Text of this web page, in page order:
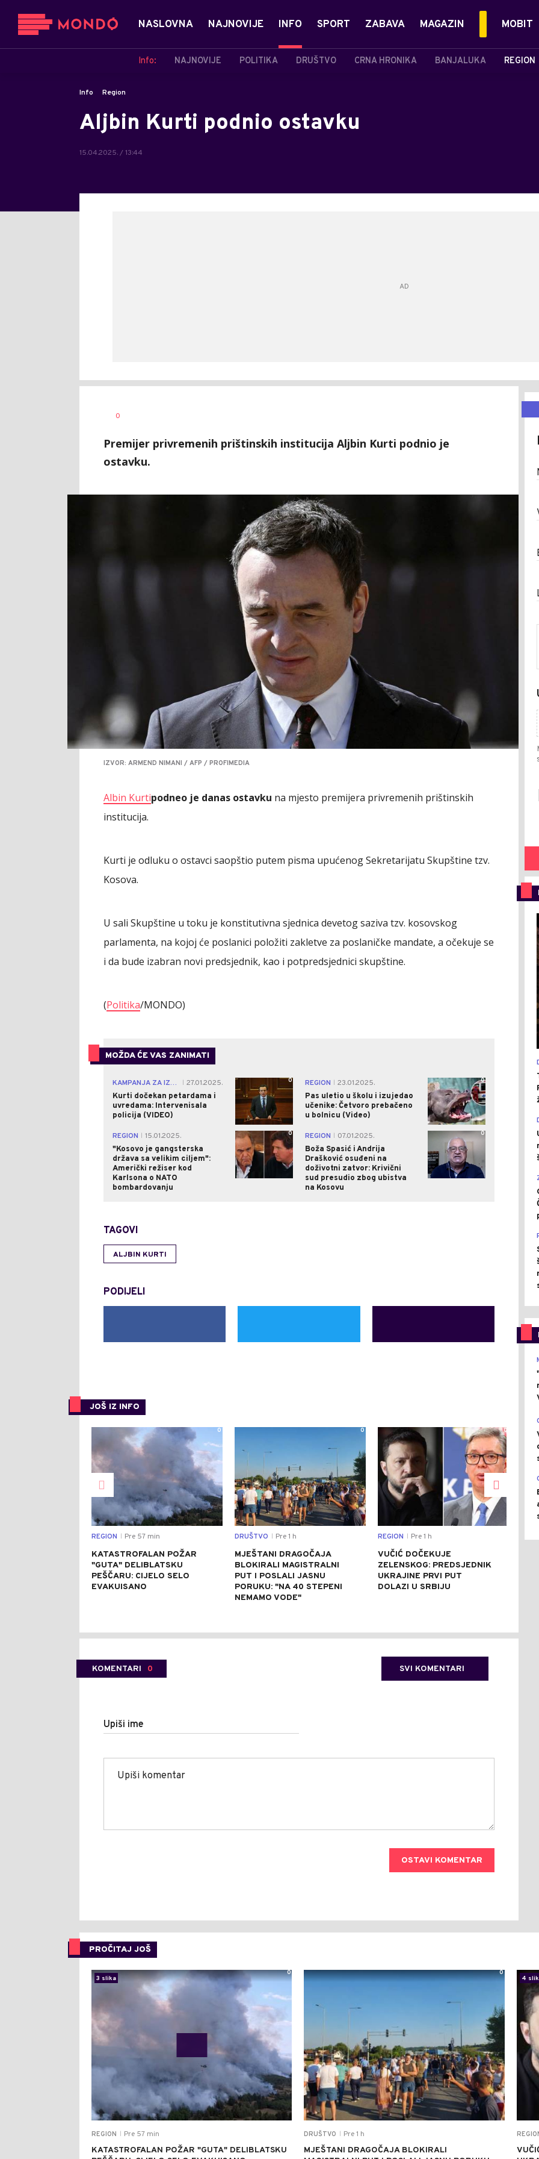
NASLOVNA NAJNOVIJE INFO
Info: NAJNOVIJE POLITIKA DRUŠTVO CRNA HRONIKA BANJALUKA REGION
SPORT ZABAVA MAGAZIN MOBIT
Info Region
Aljbin Kurti podnio ostavku
15.04.2025. / 13:44
AUTOR
0
Premijer privremenih prištinskih institucija Aljbin Kurti podnio je
ostavku.
IZVOR: ARMEND NIMANI / AFP / PROFIMEDIA
Albin Kurtipodneo je danas ostavku na mjesto premijera privremenih prištinskih
institucija.
Kurti je odluku o ostavci saopštio putem pisma upućenog Sekretarijatu Skupštine tzv.
Kosova.
U sali Skupštine u toku je konstitutivna sjednica devetog saziva tzv. kosovskog
parlamenta, na kojoj će poslanici položiti zakletve za poslaničke mandate, a očekuje se
i da bude izabran novi predsjednik, kao i potpredsjednici skupštine.
(Politika/MONDO)
MOŽDA ĆE VAS ZANIMATI
KAMPANJA ZA IZBORE
27.01.2025.
Kurti dočekan petardama i
uvredama: Intervenisala
policija (VIDEO)
0 REGION
23.01.2025.
Pas uletio u školu i izujedao
učenike: Četvoro prebačeno
u bolnicu (Video)
0
REGION
15.01.2025.
"Kosovo je gangsterska
država sa velikim ciljem":
Američki režiser kod
Karlsona o NATO
bombardovanju
0 REGION
07.01.2025.
Boža Spasić i Andrija
Drašković osuđeni na
doživotni zatvor: Krivični
sud presudio zbog ubistva
na Kosovu
0
TAGOVI
ALJBIN KURTI
PODIJELI
JOŠ IZ INFO
0
REGION Pre 57 min
KATASTROFALAN POŽAR
"GUTA" DELIBLATSKU
PEŠČARU: CIJELO SELO
EVAKUISANO
0
DRUŠTVO Pre 1 h
MJEŠTANI DRAGOČAJA
BLOKIRALI MAGISTRALNI
PUT I POSLALI JASNU
PORUKU: "NA 40 STEPENI
NEMAMO VODE"
0
REGION Pre 1 h
VUČIĆ DOČEKUJE
ZELENSKOG: PREDSJEDNIK
UKRAJINE PRVI PUT
DOLAZI U SRBIJU
KOMENTARI 0 SVI KOMENTARI
Upiši ime
OSTAVI KOMENTAR
PROČITAJ JOŠ
REGION Pre 57 min
KATASTROFALAN POŽAR "GUTA" DELIBLATSKU
3 slika
0
DRUŠTVO Pre 1 h
MJEŠTANI DRAGOČAJA BLOKIRALI
0
4